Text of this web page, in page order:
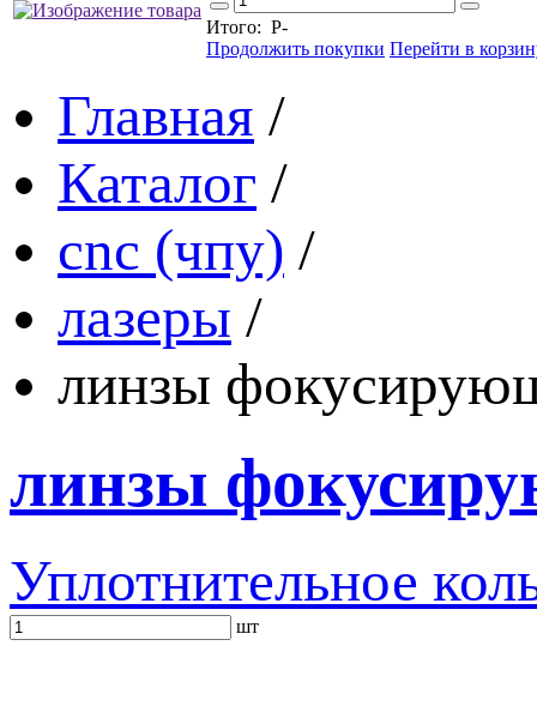
Итого: Р-
Продолжить покупки Перейти в
Главная /
Каталог /
cnc (чпу) /
лазеры /
линзы
линзы
Уплотнительное
шт